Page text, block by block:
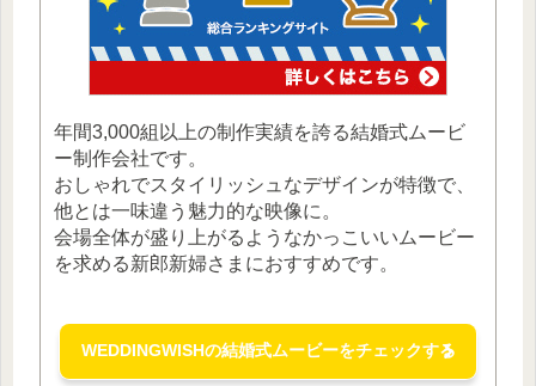
年間3,000組以上の制作実績を誇る結婚式ムービ
ー制作会社です。
おしゃれでスタイリッシュなデザインが特徴で、
他とは一味違う魅力的な映像に。
会場全体が盛り上がるようなかっこいいムービー
を求める新郎新婦さまにおすすめです。
WEDDINGWISHの結婚式ムービーをチェックする